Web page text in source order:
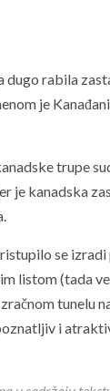
dugo rabila
je
trupe
je kanadska
se
listom (tada
tunelu
i